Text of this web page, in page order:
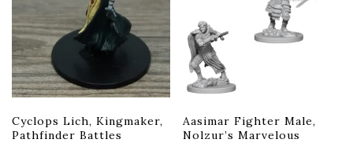
Cyclops Lich, Kingmaker,
Pathfinder Battles
Aasimar Fighter Male,
Nolzur’s Marvelous